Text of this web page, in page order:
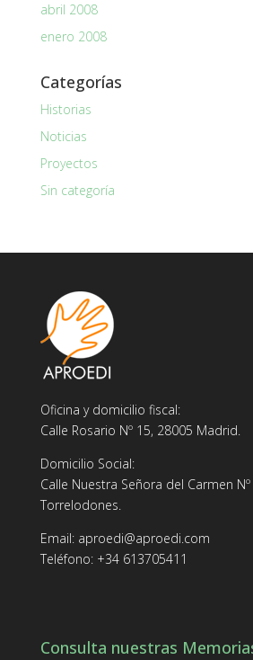
abril 2008
enero 2008
Categorías
Historias
Noticias
Proyectos
Sin categoría
Oficina y domicilio fiscal:
Calle Rosario Nº 15, 28005 Madrid.
Domicilio Social:
Calle Nuestra Señora del Carmen
Torrelodones.
Email: aproedi@aproedi.com
Teléfono: +34 613705411
Consulta nuestras